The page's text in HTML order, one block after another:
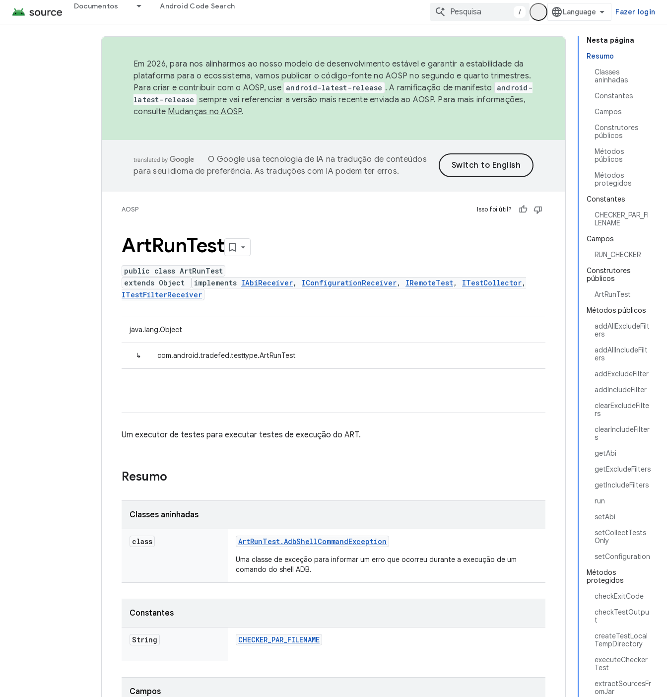
Documentos Android Code Search
/ Fazer login
Nesta página
Resumo
Classes
aninhadas
Constantes
Campos
Construtores
públicos
Métodos
públicos
Métodos
protegidos
Constantes
CHECKER_PAR_FI
LENAME
Campos
RUN_CHECKER
Construtores
públicos
ArtRunTest
Métodos públicos
addAllExcludeFilt
ers
addAllIncludeFilt
ers
addExcludeFilter
addIncludeFilter
clearExcludeFilte
rs
clearIncludeFilter
s
getAbi
getExcludeFilters
getIncludeFilters
run
setAbi
setCollectTests
Only
setConfiguration
Métodos
protegidos
checkExitCode
checkTestOutpu
t
createTestLocal
TempDirectory
executeChecker
Test
extractSourcesFr
omJar
Em 2026, para nos alinharmos ao nosso modelo de desenvolvimento estável e garantir a estabilidade da
plataforma para o ecossistema, vamos publicar o código-fonte no AOSP no segundo e quarto trimestres.
Para criar e contribuir com o AOSP, use android-latest-release . A ramificação de manifesto
android-
latest-release sempre vai referenciar a versão mais recente enviada ao AOSP. Para mais informações,
consulte Mudanças no AOSP.
O Google usa tecnologia de IA na tradução de conteúdos
para seu idioma de preferência. As traduções com IA podem ter erros.
AOSP Isso foi útil?
ArtRunTest
public class ArtRunTest
extends Object
implements IAbiReceiver, IConfigurationReceiver, IRemoteTest, ITestCollector,
ITestFilterReceiver
java.lang.Object
↳ com.android.tradefed.testtype.ArtRunTest
Um executor de testes para executar testes de execução do ART.
Resumo
Classes aninhadas
class ArtRunTest.AdbShellCommandException
Uma classe de exceção para informar um erro que ocorreu durante a execução de um
comando do shell ADB.
Constantes
String CHECKER_PAR_FILENAME
Campos